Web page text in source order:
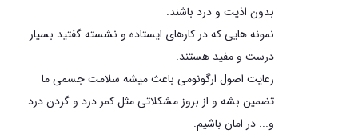
بدون اذیت و درد باشند.
نمونه هایی که در کارهای ایستاده و نشسته گفتید بسیار
درست و مفید هستند.
رعایت اصول ارگونومی باعث میشه سلامت جسمی ما
تضمین بشه و از بروز مشکلاتی مثل کمر درد و گردن درد
و... در امان باشیم.